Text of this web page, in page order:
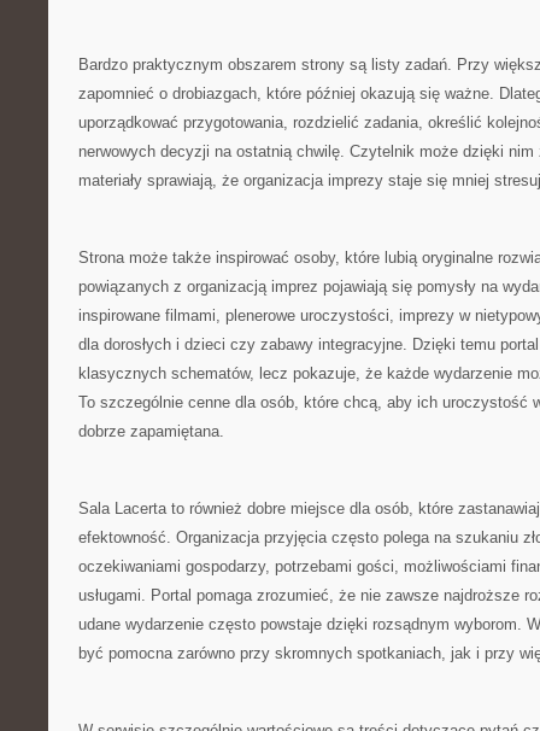
Bardzo praktycznym obszarem strony są listy zadań. Przy
zapomnieć o drobiazgach, które później okazują się ważne.
uporządkować przygotowania, rozdzielić zadania, określić
nerwowych decyzji na ostatnią chwilę. Czytelnik może dzięki nim
materiały sprawiają, że organizacja imprezy staje się mniej
Strona może także inspirować osoby, które lubią oryginalne
powiązanych z organizacją imprez pojawiają się pomysły na
inspirowane filmami, plenerowe uroczystości, imprezy w
dla dorosłych i dzieci czy zabawy integracyjne. Dzięki temu
klasycznych schematów, lecz pokazuje, że każde wydarzenie
To szczególnie cenne dla osób, które chcą, aby ich uroczystość
dobrze zapamiętana.
Sala Lacerta to również dobre miejsce dla osób, które
efektowność. Organizacja przyjęcia często polega na szukaniu
oczekiwaniami gospodarzy, potrzebami gości, możliwościami
usługami. Portal pomaga zrozumieć, że nie zawsze najdroższe
udane wydarzenie często powstaje dzięki rozsądnym wyborom.
być pomocna zarówno przy skromnych spotkaniach, jak i przy